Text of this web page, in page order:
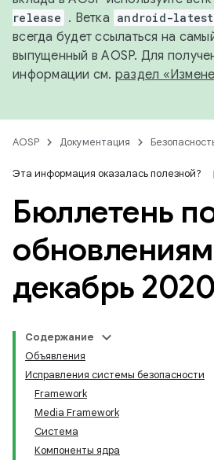
release . Ветка android-
всегда будет ссылаться на
выпущенный в AOSP. Для
информации см. раздел
AOSP Документация
Эта информация оказалась полезной?
Бюллетень
декабрь
Содержание
Объявления
Исправления системы безопасности
Framework
Media Framework
Система
Компоненты ядра